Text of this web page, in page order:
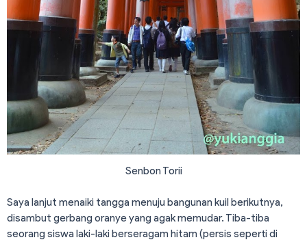
Senbon Torii
Saya lanjut menaiki tangga menuju bangunan kuil berikutnya,
disambut gerbang oranye yang agak memudar. Tiba-tiba
seorang siswa laki-laki berseragam hitam (persis seperti di